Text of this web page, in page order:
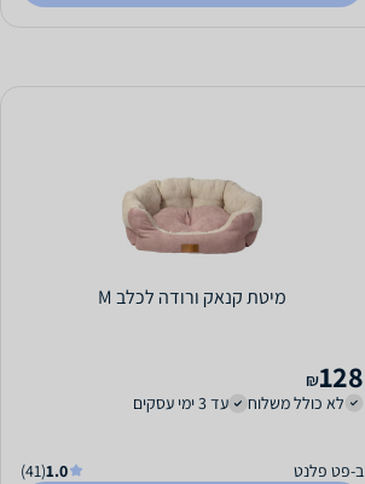
מיטת קנאק ורודה לכלב M
128
₪
לא כולל משלוח
עד 3 ימי עסקים
ב-פט פלנט 1.0
(41)